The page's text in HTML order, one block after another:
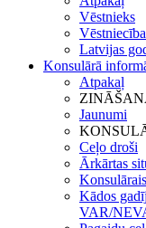
Vēstnieks
Latvijas
Konsulārā
Atpakaļ
Jaunumi
Ceļo droši
Ārkārtas
Kādos
VAR/